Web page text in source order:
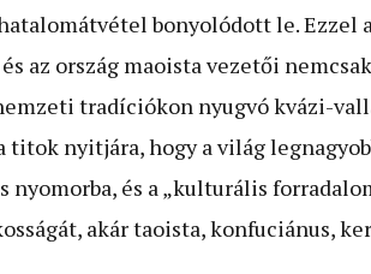
bonyolódott le. Ezzel
az ország maoista vezetői
tradíciókon nyugvó kvázi-
titok nyitjára, hogy a világ
nyomorba, és a „kulturális
akár taoista, konfuciánus,